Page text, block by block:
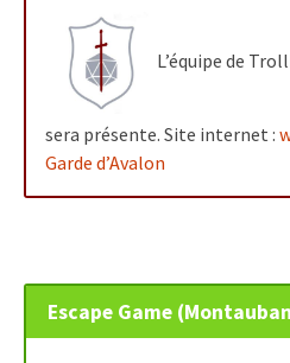
L’équipe de
sera présente. Site internet :
Garde d’Avalon
Escape Game